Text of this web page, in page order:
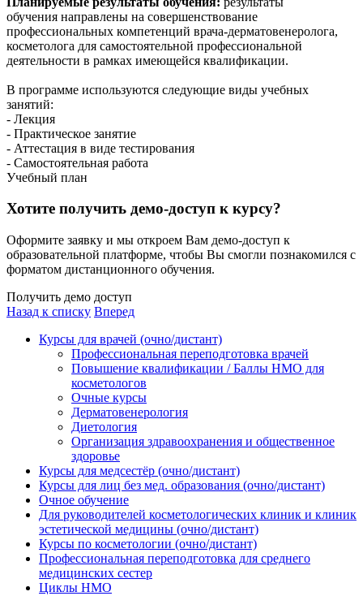
обучения направлены на совершенствование
профессиональных компетенций врача-дерматовенеролога,
косметолога для самостоятельной профессиональной
деятельности в рамках имеющейся квалификации.
В программе используются следующие виды учебных
занятий:
- Лекция
- Практическое занятие
- Аттестация в виде тестирования
- Самостоятельная работа
Учебный план
Хотите получить демо-доступ к курсу?
Оформите заявку и мы откроем Вам демо-доступ к
образовательной платформе, чтобы Вы смогли познакомился с
форматом дистанционного обучения.
Получить демо доступ
Назад к списку Вперед
Курсы для врачей (очно/дистант)
Профессиональная переподготовка врачей
Повышение квалификации / Баллы НМО для
косметологов
Очные курсы
Дерматовенерология
Диетология
Организация здравоохранения и общественное
здоровье
Курсы для медсестёр (очно/дистант)
Курсы для лиц без мед. образования (очно/дистант)
Очное обучение
Для руководителей косметологических клиник и клиник
эстетической медицины (очно/дистант)
Курсы по косметологии (очно/дистант)
Профессиональная переподготовка для среднего
медицинских сестер
Циклы НМО